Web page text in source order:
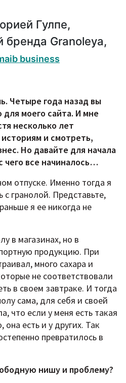
Гулпе,
бренда Granoleya,
business
Четыре года назад вы
моего сайта. И мне
несколько лет
и смотреть,
Но давайте для начала
чего все начиналось…
отпуске. Именно тогда я
с гранолой. Представьте,
я ее никогда не
в магазинах, но в
продукцию. При
много сахара и
не соответствовали
в своем завтраке. И тогда
сама, для себя и своей
что если у меня есть такая
есть и у других. Так
превратилось в
нишу и проблему?